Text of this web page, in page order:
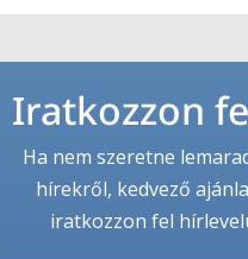
Iratkozzon
Ha nem szeretne
hírekről, kedvező
iratkozzon fel